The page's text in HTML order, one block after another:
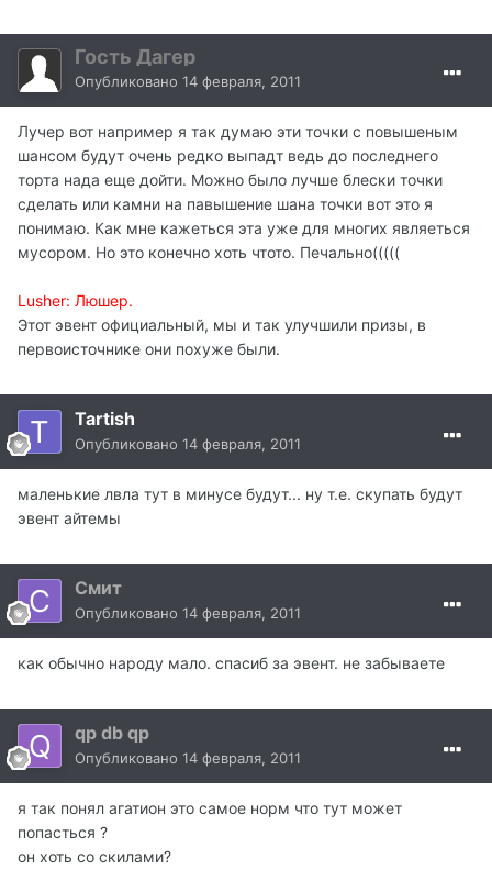
Гость Дагер
Опубликовано 14 февраля, 2011
Лучер вот например я так думаю эти точки с повышеным
шансом будут очень редко выпадт ведь до последнего
торта нада еще дойти. Можно было лучше блески точки
сделать или камни на павышение шана точки вот это я
понимаю. Как мне кажеться эта уже для многих являеться
мусором. Но это конечно хоть чтото. Печально(((((
Lusher: Люшер.
Этот эвент официальный, мы и так улучшили призы, в
первоисточнике они похуже были.
Tartish
Опубликовано 14 февраля, 2011
маленькие лвла тут в минусе будут... ну т.е. скупать будут
эвент айтемы
Смит
Опубликовано 14 февраля, 2011
как обычно народу мало. спасиб за эвент. не забываете
qp db qp
Опубликовано 14 февраля, 2011
я так понял агатион это самое норм что тут может
попасться ?
он хоть со скилами?